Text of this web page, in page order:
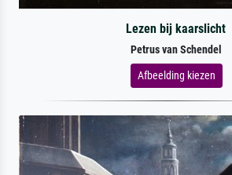
Lezen bij kaarslicht
Petrus van Schendel
Afbeelding kiezen